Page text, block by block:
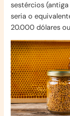
sestércios
seria o
20.000 dólares